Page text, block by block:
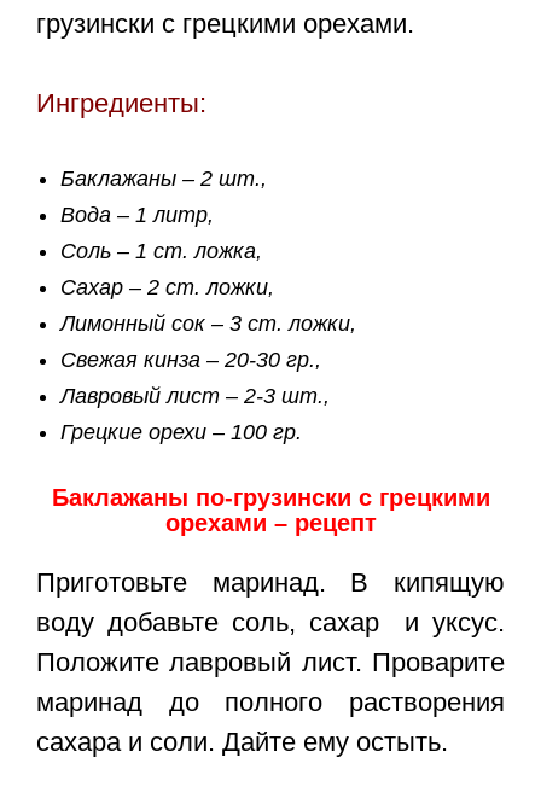
грузински с грецкими орехами.
Ингредиенты:
Баклажаны – 2 шт.,
Вода – 1 литр,
Соль – 1 ст. ложка,
Сахар – 2 ст. ложки,
Лимонный сок – 3 ст. ложки,
Свежая кинза – 20-30 гр.,
Лавровый лист – 2-3 шт.,
Грецкие орехи – 100 гр.
Баклажаны по-грузински с грецкими
орехами – рецепт
Приготовьте маринад. В кипящую
воду добавьте соль, сахар и уксус.
Положите лавровый лист. Проварите
маринад до полного растворения
сахара и соли. Дайте ему остыть.